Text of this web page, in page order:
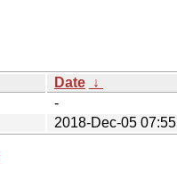
Date ↓
-
2018-Dec-05 07:55